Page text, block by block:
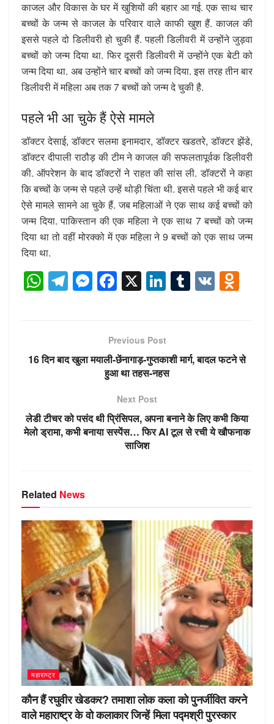
काजल और विकास के घर में खुशियों की बहार आ गई. एक साथ चार
बच्चों के जन्म से काजल के परिवार वाले काफी खुश हैं. काजल की
इससे पहले दो डिलीवरी हो चुकी हैं. पहली डिलीवरी में उन्होंने जुड़वा
बच्चों को जन्म दिया था. फिर दूसरी डिलीवरी में उन्होंने एक बेटी को
जन्म दिया था. अब उन्होंने चार बच्चों को जन्म दिया. इस तरह तीन बार
डिलीवरी में महिला अब तक 7 बच्चों को जन्म दे चुकी है.
पहले भी आ चुके हैं ऐसे मामले
डॉक्टर देसाई, डॉक्टर सलमा इनामदार, डॉक्टर खडतरे, डॉक्टर झेंडे,
डॉक्टर दीपाली राठौड़ की टीम ने काजल की सफलतापूर्वक डिलीवरी
की. ऑपरेशन के बाद डॉक्टरों ने राहत की सांस ली. डॉक्टरों ने कहा
कि बच्चों के जन्म से पहले उन्हें थोड़ी चिंता थी. इससे पहले भी कई बार
ऐसे मामले सामने आ चुके हैं. जब महिलाओं ने एक साथ कई बच्चों को
जन्म दिया. पाकिस्तान की एक महिला ने एक साथ 7 बच्चों को जन्म
दिया था तो वहीं मोरक्को में एक महिला ने 9 बच्चों को एक साथ जन्म
दिया था.
W
h
A
T
el
a
M
e
n
F
a
e
b
o
o
k
X Li
n
dI
n
T
u
r
V
K
kl
ni
ki
Previous Post
16 दिन बाद खुला मयाली-छेंनागाड़-गुप्तकाशी मार्ग, बादल फटने से
हुआ था तहस-नहस
Next Post
लेडी टीचर को पसंद थी प्रिंसिपल, अपना बनाने के लिए कभी किया
मेलो ड्रामा, कभी बनाया सस्पेंस… फिर AI टूल से रची ये खौफनाक
साजिश
Related News
महाराष्ट्र
कौन हैं रघुवीर खेडकर? तमाशा लोक कला को पुनर्जीवित करने
वाले महाराष्ट्र के वो कलाकार जिन्हें मिला पद्मश्री पुरस्कार